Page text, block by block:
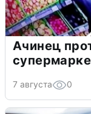
Ачинец
7 августа 0